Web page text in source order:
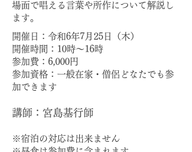
場面で唱える言葉や所作について解説し
ます。
開催日：令和6年7月25日（木）
開催時間：10時～16時
参加費：6,000円
参加資格：一般在家・僧侶どなたでも参
加できます
講師：宮島基行師
※宿泊の対応は出来ません